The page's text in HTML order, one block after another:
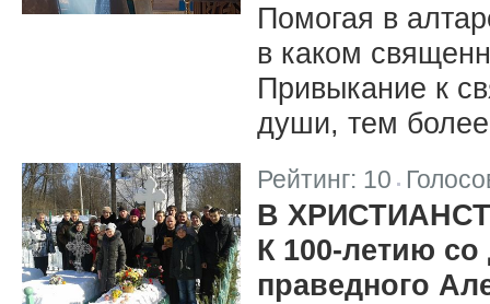
Помогая в
в каком
Привыкание к
души, тем
Рейтинг: 10
В
К 100-летию со
праведного